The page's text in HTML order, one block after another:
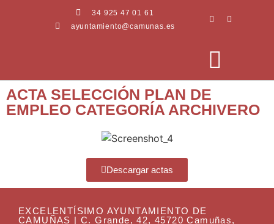
34 925 47 01 61
ayuntamiento@camunas.es
ACTA SELECCIÓN PLAN DE
EMPLEO CATEGORÍA ARCHIVERO
Descargar actas
EXCELENTÍSIMO AYUNTAMIENTO DE
CAMUÑAS | C. Grande, 42, 45720 Camuñas,